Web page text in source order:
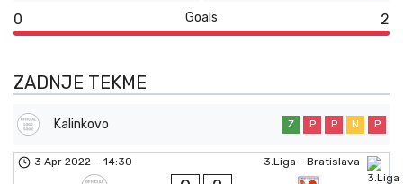
0 Goals 2
ZADNJE TEKME
Kalinkovo Z P P N P
3.Liga - Bratislava
3 Apr 2022 - 14:30